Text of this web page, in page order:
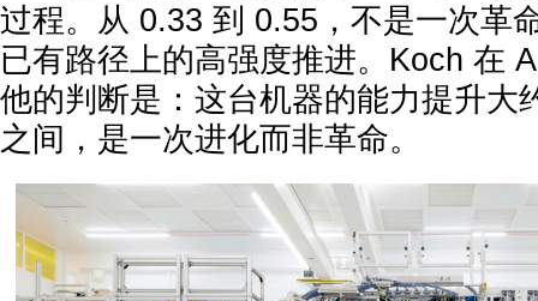
过程。从 0.33 到 0.55，不是一次革
已有路径上的高强度推进。Koch 在
他的判断是：这台机器的能力提升大
之间，是一次进化而非革命。